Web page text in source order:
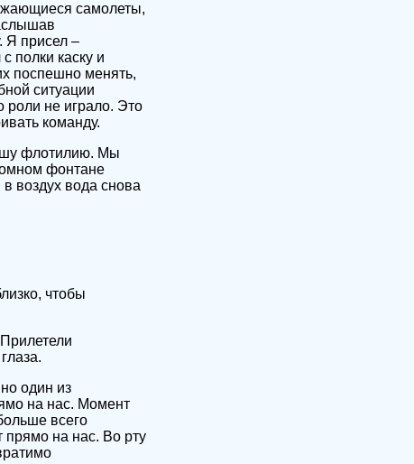
самолеты,
Я присел –
полки каску и
поспешно менять,
ситуации
роли не играло. Это
команду.
флотилию. Мы
фонтане
воздух вода снова
чтобы
один из
на нас. Момент
всего
прямо на нас. Во рту